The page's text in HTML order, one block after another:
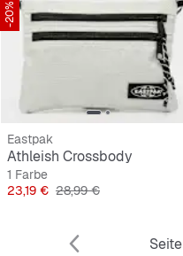
-20%
Eastpak
Athleish Crossbody
1 Farbe
Preis
23,19 € Originalpreis
28,99 €
Seite